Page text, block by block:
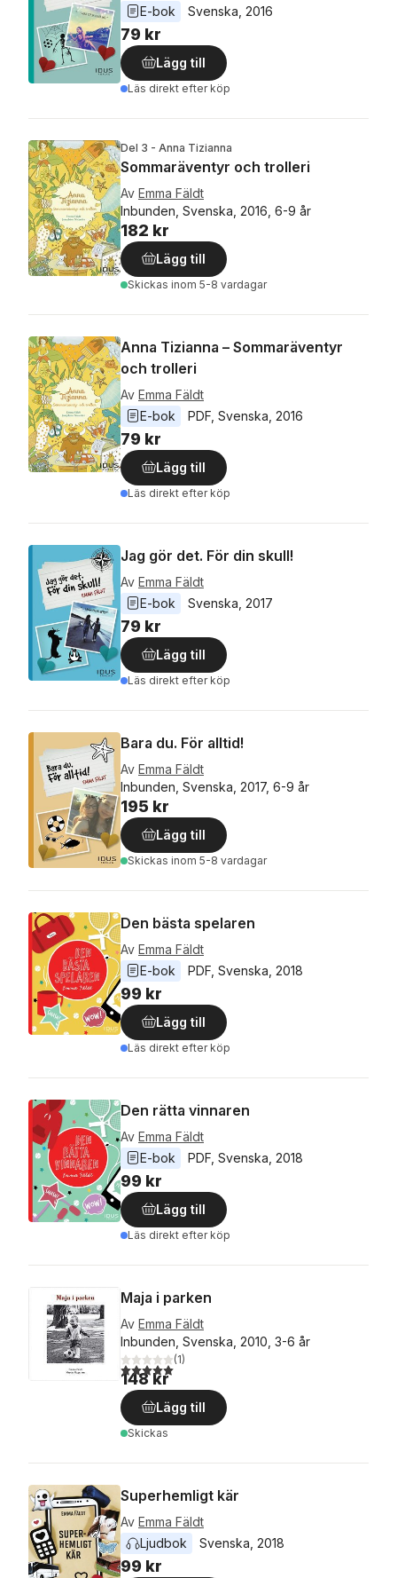
E-bok Svenska 2016
79 kr
Lägg till
Läs direkt efter köp
Del 3 - Anna Tizianna
Sommaräventyr och trolleri
Av Emma Fäldt
Inbunden, Svenska, 2016, 6-9 år
182 kr
Lägg till
Skickas inom 5-8 vardagar
Anna Tizianna – Sommaräventyr
och trolleri
Av Emma Fäldt
E-bok
PDF Svenska 2016
79 kr
Lägg till
Läs direkt efter köp
Jag gör det. För din skull!
Av Emma Fäldt
E-bok
Svenska 2017
79 kr
Lägg till
Läs direkt efter köp
Bara du. För alltid!
Av Emma Fäldt
Inbunden, Svenska, 2017, 6-9 år
195 kr
Lägg till
Skickas inom 5-8 vardagar
Den bästa spelaren
Av Emma Fäldt
E-bok
PDF Svenska 2018
99 kr
Lägg till
Läs direkt efter köp
Den rätta vinnaren
Av Emma Fäldt
E-bok
PDF Svenska 2018
99 kr
Lägg till
Läs direkt efter köp
Maja i parken
Av Emma Fäldt
Inbunden, Svenska, 2010, 3-6 år
5,0utav 5 stjärnor. Totalt antal röster:
(1)
148 kr
Lägg till
Skickas
Superhemligt kär
Av Emma Fäldt
Ljudbok
Svenska 2018
99 kr